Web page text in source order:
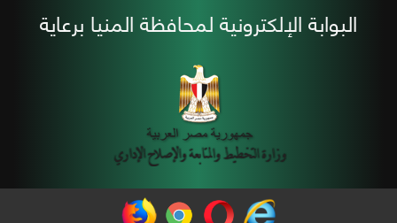
البوابة الإلكترونية لمحافظة المنيا برعاية